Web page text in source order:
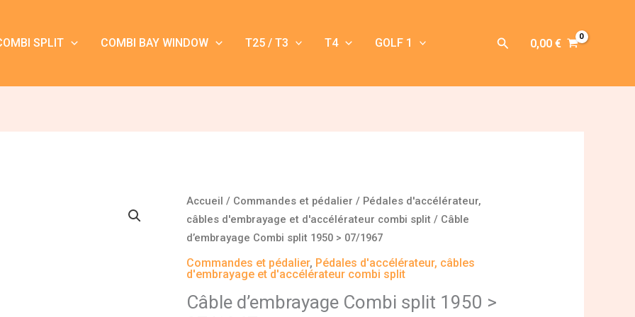
SPLIT COMBI BAY WINDOW T25 / T3 T4 GOLF 1 Rechercher
0,00 €
Accueil / Commandes et pédalier / Pédales d'accélérateur,
câbles d'embrayage et d'accélérateur combi split / Câble
d’embrayage Combi split 1950 > 07/1967
Commandes et pédalier, Pédales d'accélérateur, câbles
d'embrayage et d'accélérateur combi split
Câble d’embrayage Combi split 1950 >
quantité
de
Câble
d'embrayage
Combi
split
1950